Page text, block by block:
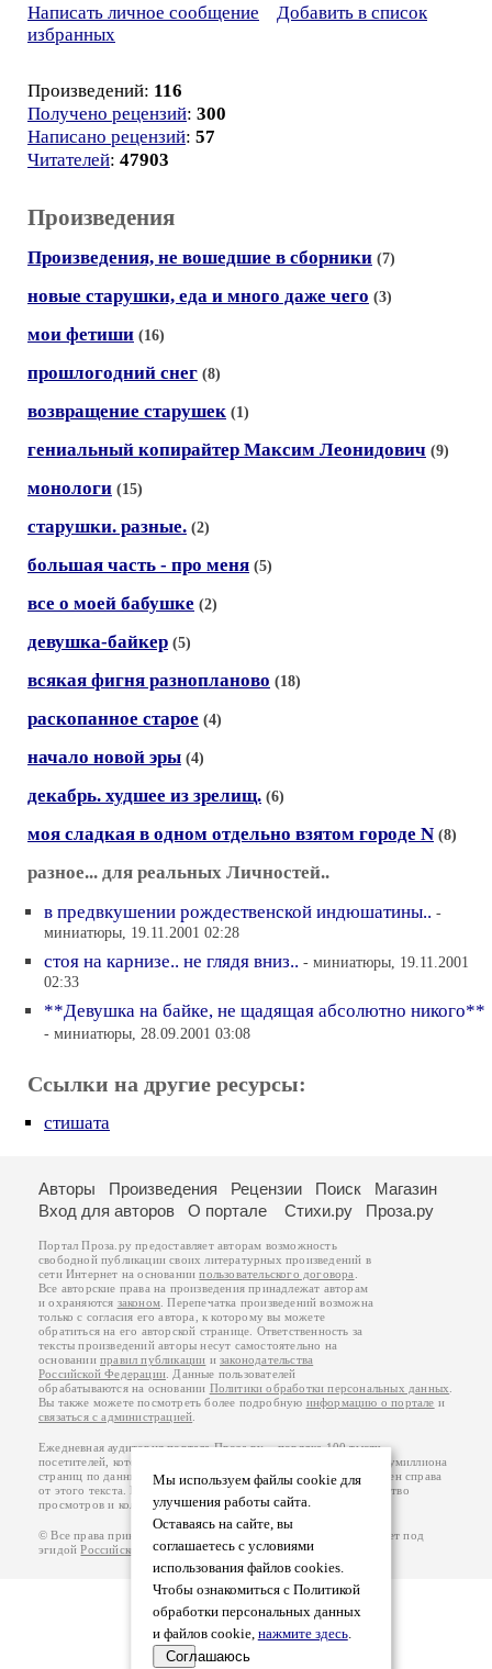
Написать личное сообщение
Добавить в список
избранных
Произведений: 116
Получено рецензий: 300
Написано рецензий: 57
Читателей: 47903
Произведения
Произведения, не вошедшие в сборники (7)
новые старушки, еда и много даже чего (3)
мои фетиши (16)
прошлогодний снег (8)
возвращение старушек (1)
гениальный копирайтер Максим Леонидович (9)
монологи (15)
старушки. разные. (2)
большая часть - про меня (5)
все о моей бабушке (2)
девушка-байкер (5)
всякая фигня разнопланово (18)
раскопанное старое (4)
начало новой эры (4)
декабрь. худшее из зрелищ. (6)
моя сладкая в одном отдельно взятом городе N (8)
разное... для реальных Личностей..
в предвкушении рождественской индюшатины.. -
миниатюры, 19.11.2001 02:28
стоя на карнизе.. не глядя вниз.. - миниатюры, 19.11.2001
02:33
**Девушка на байке, не щадящая абсолютно никого**
- миниатюры, 28.09.2001 03:08
Ссылки на другие ресурсы:
стишата
Мы используем файлы cookie для
улучшения работы сайта.
Оставаясь на сайте, вы
соглашаетесь с условиями
использования файлов cookies.
Чтобы ознакомиться с Политикой
обработки персональных данных
и файлов cookie, нажмите здесь.
Соглашаюсь
Авторы Произведения Рецензии Поиск
Магазин
Вход для авторов
О портале Стихи.ру Проза.ру
Портал Проза.ру предоставляет авторам возможность
свободной публикации своих литературных произведений в
сети Интернет на основаниипользовательского договора
Все авторские права на произведения принадлежат авторам
и охраняются законом . Перепечатка произведений возможна
только с согласия его автора, к которому вы можете
обратиться на его авторской странице. Ответственность за
тексты произведений авторы несут самостоятельно на
основанииправил публикации изаконодательства
Российской Федерации . Данные пользователей
обрабатываются на основании Политики обработки персональных данных
Вы также можете посмотреть более подробную информацию о портале и
связаться с администрацией
Ежедневная аудитория портала Проза.ру – порядка 100 тысяч
посетителей, которые в общей сумме просматривают более полумиллиона
страниц по данным счетчика посещаемости, который расположен справа
от этого текста. В каждой графе указано по две цифры: количество
просмотров и количество посетителей.
© Все права принадлежат авторам, 2000-2026. Портал работает под
эгидойРоссийского союза писателей.18+